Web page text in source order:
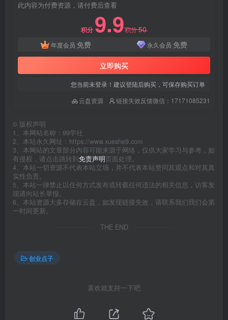
此内容为付费资源，请付费后查看
积分 9.9积分50
年度会员 免费 永久会员 免费
立即购买
您当前未登录！建议登陆后购买，可保存购买订单
云盘资源
链接失效反馈微信：17171085231
© 版权声明
1、本网站名称：99学社
2、本站永久网址：https://www.xueshe9.com
3、本网站的文章部分内容可能来源于网络，仅供大家学习与参考，如
有侵权，请点击跳转到免责声明页面处理。
4、本站一切资源不代表本站立场，并不代表本站赞同其观点和对其真
实性负责。
5、本站一律禁止以任何方式发布或转载任何违法的相关信息，访客发
现请向站长举报。
6、本站资源大多存储在云盘，如发现链接失效，请联系我们我们会第
一时间更新。
THE END
创业点子
喜欢就支持一下吧